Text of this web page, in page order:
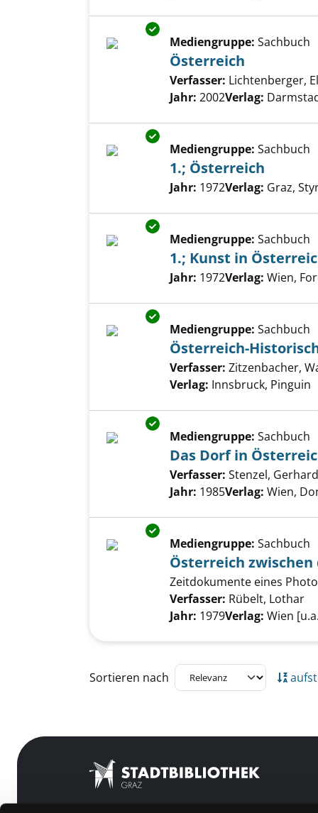
Exemplar-Details von
Mediengruppe: Sachbuch
Österreich
Verfasser: Lichtenberger,
Jahr: 2002Verlag:
Exemplar-Details von 1.;
Mediengruppe: Sachbuch
1.; Österreich
Suche nach diesem
Jahr: 1972Verlag: Graz,
Exemplar-Details von 1.; Kunst
Mediengruppe: Sachbuch
1.; Kunst in
Suche nach diesem
Jahr: 1972Verlag: Wien,
Exemplar-Details von
Mediengruppe: Sachbuch
Österreich-
Verfasser: Zitzenbacher,
Verlag: Innsbruck, Pinguin
Exemplar-Details von Das Dorf
Mediengruppe: Sachbuch
Das Dorf in
Verfasser: Stenzel, Gerhard
Jahr: 1985Verlag: Wien,
Exemplar-Details von
Mediengruppe: Sachbuch
Österreich zwischen
Zeitdokumente eines
Verfasser: Rübelt, Lothar
Jahr: 1979Verlag: Wien
Zu den Suchfiltern springen
Sortieren nach